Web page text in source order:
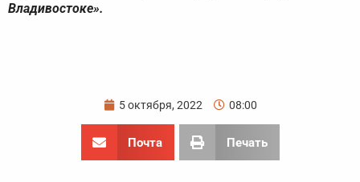
Владивостоке».
5 октября, 2022 08:00
Почта Печать